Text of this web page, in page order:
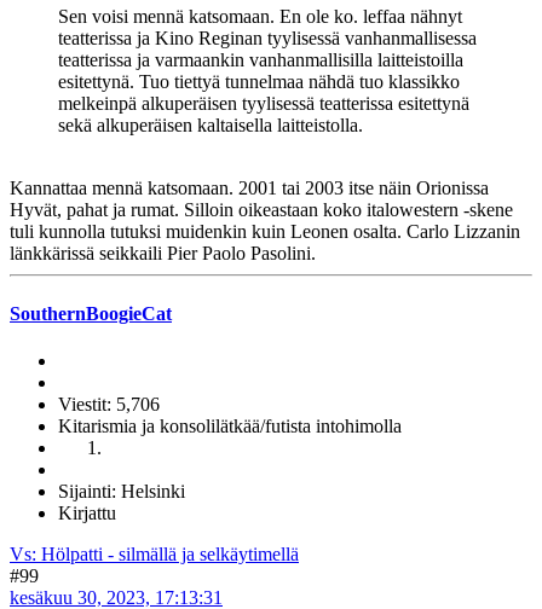
Sen voisi mennä katsomaan. En ole ko. leffaa nähnyt
teatterissa ja Kino Reginan tyylisessä vanhanmallisessa
teatterissa ja varmaankin vanhanmallisilla laitteistoilla
esitettynä. Tuo tiettyä tunnelmaa nähdä tuo klassikko
melkeinpä alkuperäisen tyylisessä teatterissa esitettynä
sekä alkuperäisen kaltaisella laitteistolla.
Kannattaa mennä katsomaan. 2001 tai 2003 itse näin Orionissa
Hyvät, pahat ja rumat. Silloin oikeastaan koko italowestern -skene
tuli kunnolla tutuksi muidenkin kuin Leonen osalta. Carlo Lizzanin
länkkärissä seikkaili Pier Paolo Pasolini.
SouthernBoogieCat
Viestit: 5,706
Kitarismia ja konsolilätkää/futista intohimolla
Sijainti: Helsinki
Kirjattu
Vs: Hölpatti - silmällä ja selkäytimellä
#99
kesäkuu 30, 2023, 17:13:31